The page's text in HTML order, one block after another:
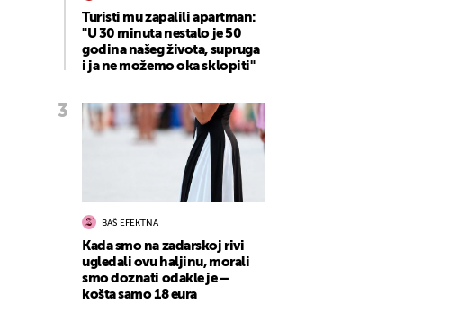
Turisti mu zapalili apartman:
"U 30 minuta nestalo je 50
godina našeg života, supruga
i ja ne možemo oka sklopiti"
BAŠ EFEKTNA
Kada smo na zadarskoj rivi
ugledali ovu haljinu, morali
smo doznati odakle je –
košta samo 18 eura